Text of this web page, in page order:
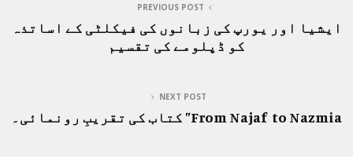
PREVIOUS POST
ایشیا اور یورپ کی زبانوں کی فیکلٹی کے اساتذہ
کو ڈپلومے کی تقسیم
NEXT POST
From Najaf to Nazmia” کتاب کی تقریبِ رونمائی۔